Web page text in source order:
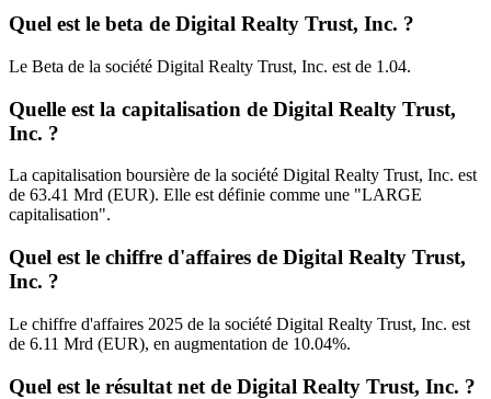
Quel est le beta de Digital Realty Trust, Inc. ?
Le Beta de la société Digital Realty Trust, Inc. est de 1.04.
Quelle est la capitalisation de Digital Realty Trust,
Inc. ?
La capitalisation boursière de la société Digital Realty Trust, Inc. est
de 63.41 Mrd (EUR). Elle est définie comme une "LARGE
capitalisation".
Quel est le chiffre d'affaires de Digital Realty Trust,
Inc. ?
Le chiffre d'affaires 2025 de la société Digital Realty Trust, Inc. est
de 6.11 Mrd (EUR), en augmentation de 10.04%.
Quel est le résultat net de Digital Realty Trust, Inc. ?